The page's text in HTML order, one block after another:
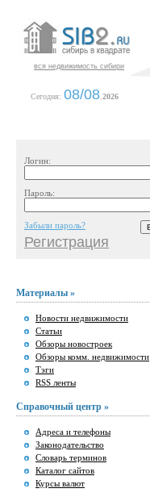
вся недвижимость сибири
Сегодня: 08/08 2026
Логин:
Пароль:
Забыли пароль?
Регистрация
Материалы »
Новости недвижимости
Статьи
Обзоры новостроек
Обзоры комм. недвижимости
Тэги
RSS ленты
Справочный центр »
Адреса и телефоны
Законодательство
Словарь терминов
Каталог сайтов
Курсы валют